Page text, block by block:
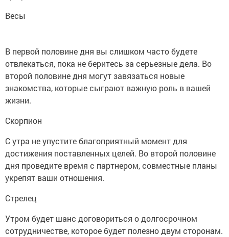
Весы
В первой половине дня вы слишком часто будете
отвлекаться, пока не беритесь за серьезные дела. Во
второй половине дня могут завязаться новые
знакомства, которые сыграют важную роль в вашей
жизни.
Скорпион
С утра не упустите благоприятный момент для
достижения поставленных целей. Во второй половине
дня проведите время с партнером, совместные планы
укрепят ваши отношения.
Стрелец
Утром будет шанс договориться о долгосрочном
сотрудничестве, которое будет полезно двум сторонам.